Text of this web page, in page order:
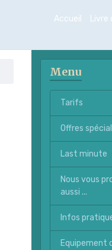
Accueil Livre
Menu
Tarifs
Offres
Last minute
Nous vous
aussi ...
Infos
Equipement